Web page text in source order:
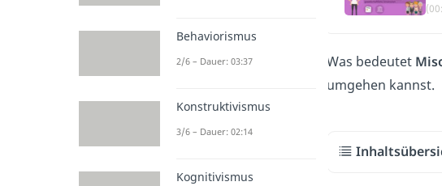
Was bedeutet
umgehen kannst.
Behaviorismus
2/6 – Dauer: 03:37
Konstruktivismus
3/6 – Dauer: 02:14
Kognitivismus